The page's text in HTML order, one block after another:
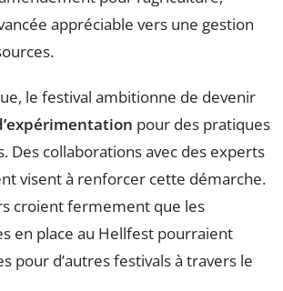
appréciable vers une gestion
le festival ambitionne de devenir
pour des pratiques
Des collaborations avec des experts
visent à renforcer cette démarche.
croient fermement que les
en place au Hellfest pourraient
pour d’autres festivals à travers le